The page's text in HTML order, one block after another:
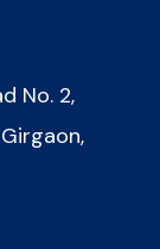
No. 2,